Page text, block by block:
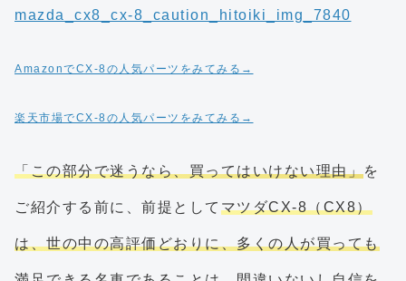
AmazonでCX-8の人気パーツをみてみる→
楽天市場でCX-8の人気パーツをみてみる→
「この部分で迷うなら、買ってはいけない理由」を
ご紹介する前に、前提として マツダCX-8（CX8）
は、世の中の高評価どおりに、多くの人が買っても